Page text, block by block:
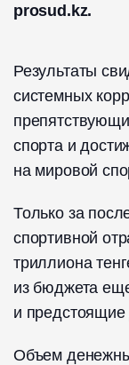
prosud.kz.
Результаты
системных
спорта и
на мировой
Только за
спортивной
триллиона
из бюджета
и предстоящие
Объем